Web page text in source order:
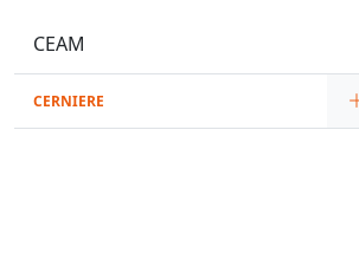
CEAM
CERNIERE